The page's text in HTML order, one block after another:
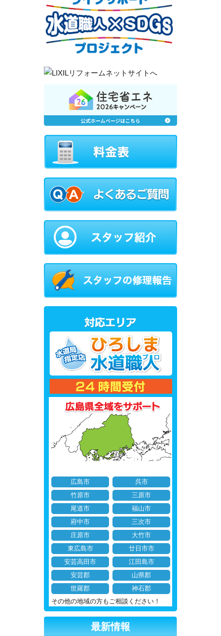
広島市
呉市
竹原市
三原市
尾道市
福山市
府中市
三次市
庄原市
大竹市
東広島市
廿日市市
安芸高田市
江田島市
安芸郡
山県郡
世羅郡
神石郡
その他の地域の方もご相談ください！
最新情報